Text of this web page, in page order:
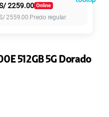
S/95.90
2259.00
2559.00 Precio regular
512GB 5G Dorado